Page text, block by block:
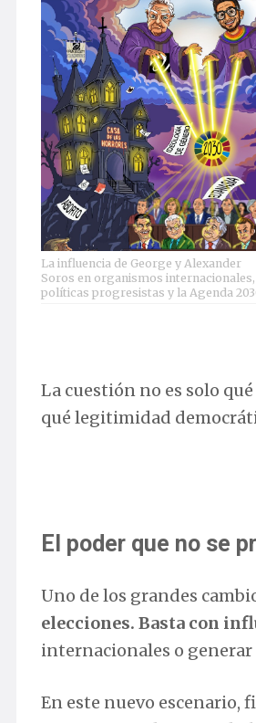
La influencia de George y Alexander
Soros en organismos internacionales,
políticas progresistas y la Agenda
La cuestión no es solo
qué legitimidad
El poder que no se
Uno de los grandes
elecciones. Basta con
internacionales o
En este nuevo escenario,